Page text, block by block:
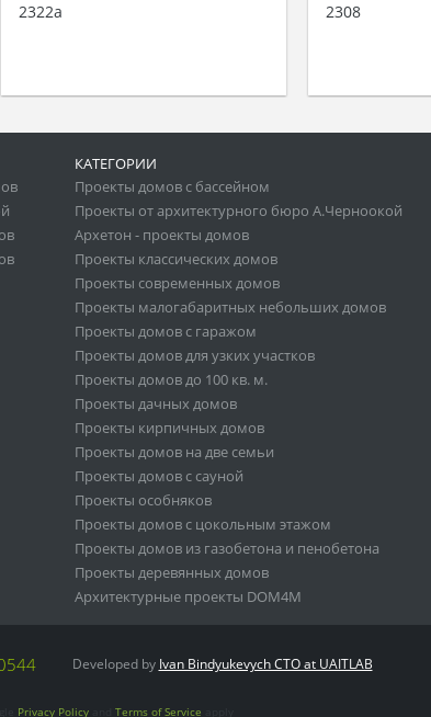
2322a 2308
КАТЕГОРИИ
Проекты домов с бассейном
Проекты от архитектурного бюро А.Черноокой
Архетон - проекты домов
Проекты классических домов
Проекты современных домов
Проекты малогабаритных небольших домов
Проекты домов с гаражом
Проекты домов для узких участков
Проекты домов до 100 кв. м.
Проекты дачных домов
Проекты кирпичных домов
Проекты домов на две семьи
Проекты домов с сауной
Проекты особняков
Проекты домов с цокольным этажом
Проекты домов из газобетона и пенобетона
Проекты деревянных домов
Архитектурные проекты DOM4M
Developed by Ivan Bindyukevych CTO at UAITLAB
Privacy Policy Terms of Service